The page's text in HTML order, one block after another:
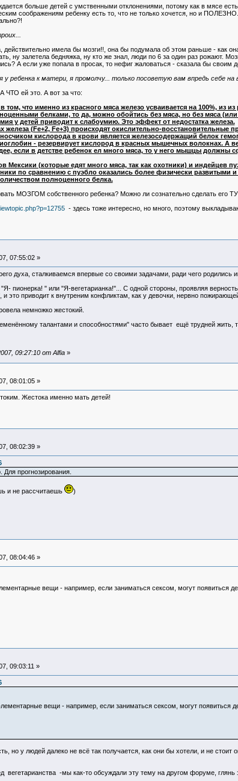
больше детей с умственными отклонениями, потому как в
соображениям ребенку есть то, что не только хочется, но и
имела бы мозги!!, она бы подумала об этом раньше - как
ну залетела бедняжка, ну кто же знал, люди по 6 за один раз рожают.
А если уже попала в просак, то нефиг жаловаться - сказала бы
ребенка к матери, я промолчу... только посоветую вам впредь себе
ЧТО ей это. А вот за что:
в том, что именно из красного мяса железо усваивается на 100%, из
белками, то да, можно обойтись без мяса, но без мяса
у детей приводит к слабоумию. Это эффект от недостатка железа.
железа (Fe+2, Fe+3) происходят окислительно-восстановительные
кислорода в крови является железосодержащий белок
- резервирует кислород в красных мышечных волокнах. А
если в детстве ребенок ел много мяса, то у него мышцы
Мексики (которые едят много мяса, так как охотники) и
по сравнению с пуэбло оказались более физически развитыми
полноценного белка.
МОЗГОМ собственного ребенка? Можно ли сознательно сделать его
- здесь тоже интересно, но много, поэтому
07:55:02 »
духа, сталкиваемся впервые со своими задачами, ради чего родились
пионерка! " или "Я-вегетарианка!"... С одной стороны, проявляя
это приводит к внутреним конфликтам, как у девочки, нервно
немножко жестокий.
талантами и способностями" часто бывает ещё трудней жить,
09:27:10 от Alfia»
08:01:05 »
Жестока именно мать детей!
08:02:39 »
Для прогнозирования.
и не рассчитаешь
)
08:04:46 »
вещи - например, если заниматься сексом, могут появиться
09:03:11 »
вещи - например, если заниматься сексом, могут появиться
но у людей далеко не всё так получается, как они бы хотели, и не
вегетарианства -мы как-то обсуждали эту тему на другом форуме, глянь